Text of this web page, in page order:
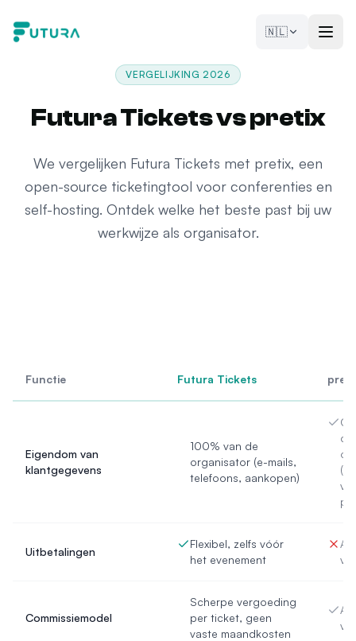
🇳🇱
VERGELIJKING 2026
Futura Tickets vs pretix
We vergelijken Futura Tickets met pretix, een
open-source ticketingtool voor conferenties en
self-hosting. Ontdek welke het beste past bij uw
werkwijze als organisator.
Functie Futura Tickets
Eigendom van
klantgegevens
100% van de
organisator (e-mails,
telefoons, aankopen)
de
Uitbetalingen
Flexibel, zelfs vóór
het evenement
Commissiemodel
Scherpe vergoeding
per ticket, geen
vaste maandkosten